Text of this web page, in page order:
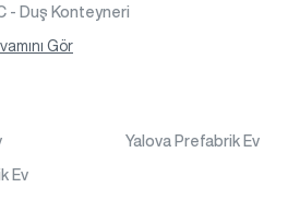
- Duş Konteyneri
Ev
Gör
Yalova Prefabrik Ev
Ev